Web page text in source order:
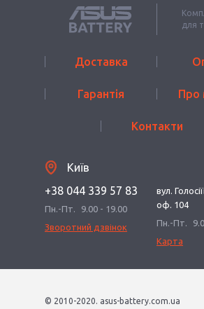
для
Доставка
Гарантія Про
Контакти
Київ
+38 044 339 57 83
Пн.-Пт.
9.00 - 19.00
Зворотний дзвінок
вул.
оф. 104
Пн.-Пт.
Карта
© 2010-2020. asus-battery.com.ua